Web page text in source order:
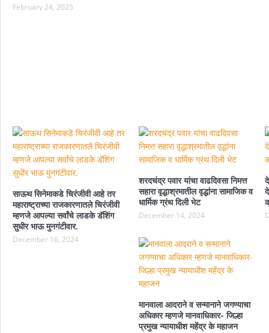
February 24, 2025
साऊथ सिनेमाकडे चिरंजीवी आहे तर
महाराष्ट्राच्या राजकारणातले चिरंजीवी
म्हणजे आपल्या सर्वांचे लाडके डॅशिंग
सुधीर भाऊ मुनगंटीवार.
December 16, 2024
शरदचंद्र पवार यांचा वाढदिवसा निमत्त
सहारा वृद्धाश्रमातील वृद्धांना सामाजिक व
धार्मिक ग्रंथ दिली भेट
December 14, 2024
मानवाला आदराने व सन्मानाने जगण्याचा
अधिकार म्हणजे मानवाधिकार- जिल्हा
प्रमुख न्यायाधीश महेंद्र के महाजन